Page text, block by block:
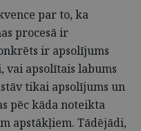
par to, ka
procesā ir
ir apsolījums
vai apsolītais labums
tikai apsolījums un
pēc kāda noteikta
apstākļiem. Tādējādi,